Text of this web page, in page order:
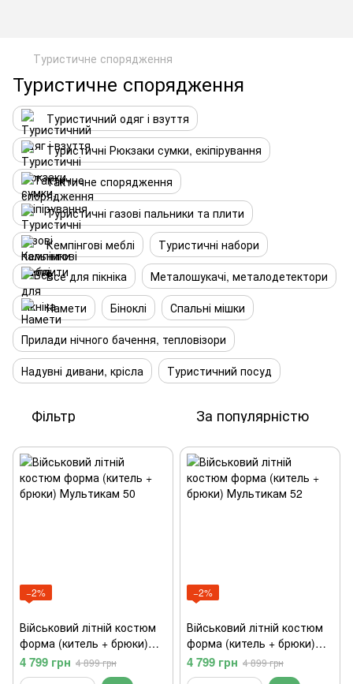
Туристичне спорядження
Туристичне спорядження
Туристичний одяг і взуття
Туристичні Рюкзаки сумки, екіпірування
Тактичне спорядження
Туристичні газові пальники та плити
Кемпінгові меблі
Туристичні набори
Все для пікніка
Металошукачі, металодетектори
Намети
Біноклі
Спальні мішки
Прилади нічного бачення, тепловізори
Надувні дивани, крісла
Туристичний посуд
Фільтр За популярністю
−2%
Військовий літній костюм
форма (китель + брюки)
Мультикам 50
4 799 грн 4 899 грн
−2%
Військовий літній костюм
форма (китель + брюки)
Мультикам 52
4 799 грн 4 899 грн